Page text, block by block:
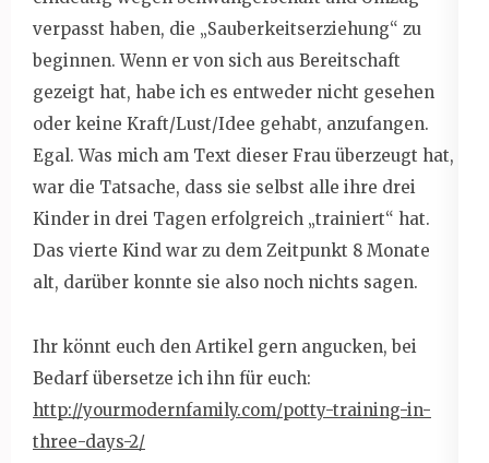
verpasst haben, die „Sauberkeitserziehung“ zu
beginnen. Wenn er von sich aus Bereitschaft
gezeigt hat, habe ich es entweder nicht gesehen
oder keine Kraft/Lust/Idee gehabt, anzufangen.
Egal. Was mich am Text dieser Frau überzeugt hat,
war die Tatsache, dass sie selbst alle ihre drei
Kinder in drei Tagen erfolgreich „trainiert“ hat.
Das vierte Kind war zu dem Zeitpunkt 8 Monate
alt, darüber konnte sie also noch nichts sagen.
Ihr könnt euch den Artikel gern angucken, bei
Bedarf übersetze ich ihn für euch:
http://yourmodernfamily.com/potty-training-in-
three-days-2/